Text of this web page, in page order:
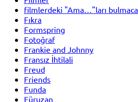
filmlerdeki "Ama…"ları
Fıkra
Formspring
Fotoğraf
Frankie and Johnny
Fransız İhtilali
Freud
Friends
Funda
Füruzan